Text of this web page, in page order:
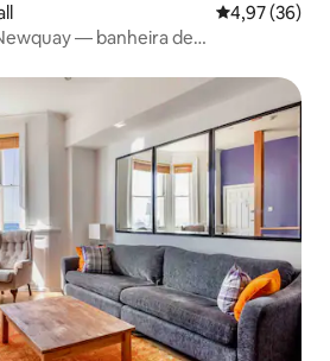
4,97 de uma
4,97 (36)
— banheira de